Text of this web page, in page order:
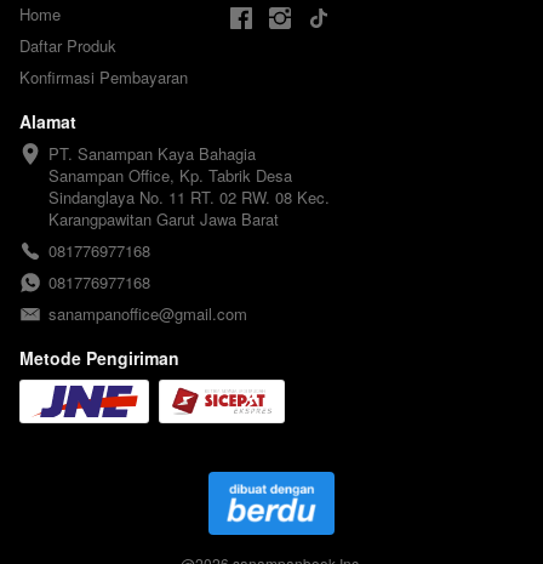
Home
Daftar Produk
Konfirmasi Pembayaran
Alamat
PT. Sanampan Kaya Bahagia
Sanampan Office, Kp. Tabrik Desa
Sindanglaya No. 11 RT. 02 RW. 08 Kec.
Karangpawitan Garut Jawa Barat
081776977168
081776977168
sanampanoffice@gmail.com
Metode Pengiriman